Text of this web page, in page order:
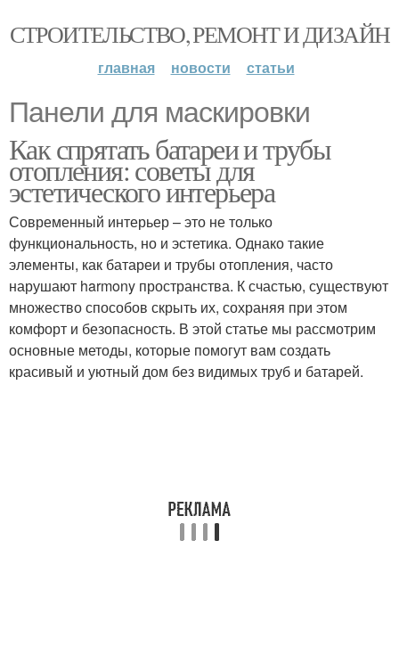
СТРОИТЕЛЬСТВО, РЕМОНТ И ДИЗАЙН
главная новости статьи
Панели для маскировки
Как спрятать батареи и трубы
отопления: советы для
эстетического интерьера
Современный интерьер – это не только
функциональность, но и эстетика. Однако такие
элементы, как батареи и трубы отопления, часто
нарушают harmony пространства. К счастью, существуют
множество способов скрыть их, сохраняя при этом
комфорт и безопасность. В этой статье мы рассмотрим
основные методы, которые помогут вам создать
красивый и уютный дом без видимых труб и батарей.